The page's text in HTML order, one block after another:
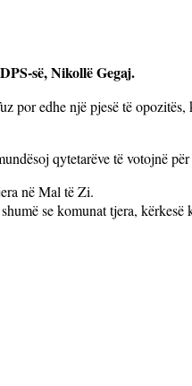
DPS-së, Nikollë Gegaj.
edhe një pjesë të
qytetarëve të votojnë
në Mal të Zi.
se komunat tjera,